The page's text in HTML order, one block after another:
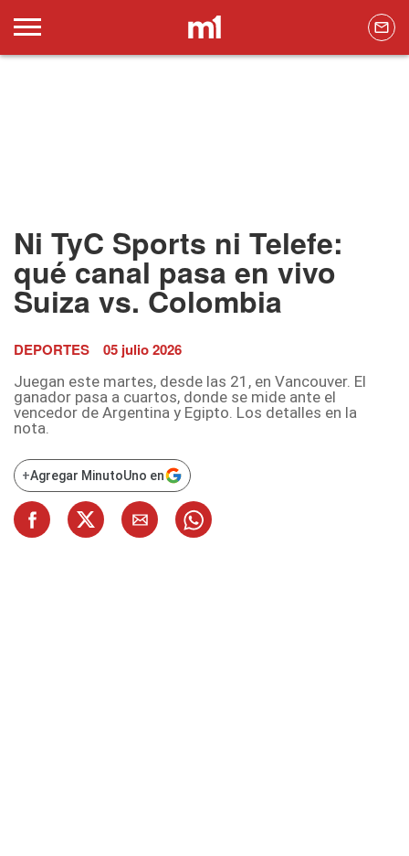
Ni TyC Sports ni Telefe:
qué canal pasa en vivo
Suiza vs. Colombia
DEPORTES 05 julio 2026
Juegan este martes, desde las 21, en Vancouver. El
ganador pasa a cuartos, donde se mide ante el
vencedor de Argentina y Egipto. Los detalles en la
nota.
+Agregar MinutoUno en